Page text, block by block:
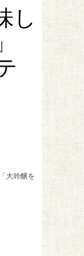
し
大吟醸を